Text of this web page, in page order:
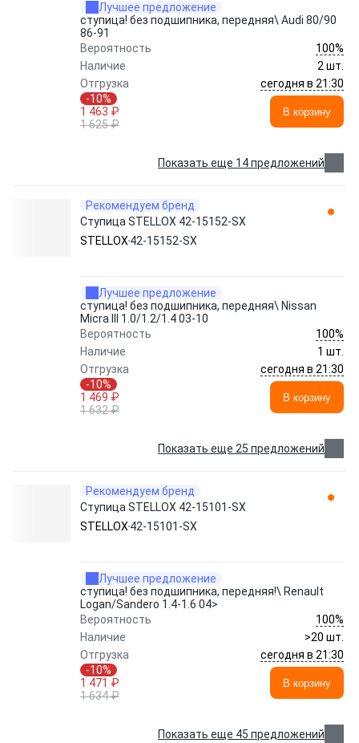
Лучшее предложение
ступица! без подшипника, передняя\ Audi 80/90
86-91
Вероятность
100%
Наличие
2 шт.
Отгрузка
сегодня в 21:30
-10%
1 463 ₽
1 625 ₽
В корзину
Показать еще 14 предложений
Рекомендуем бренд
Ступица STELLOX 42-15152-SX
STELLOX 42-15152-SX
Лучшее предложение
ступица! без подшипника, передняя\ Nissan
Micra III 1.0/1.2/1.4 03-10
Вероятность
100%
Наличие
1 шт.
Отгрузка
сегодня в 21:30
-10%
1 469 ₽
1 632 ₽
В корзину
Показать еще 25 предложений
Рекомендуем бренд
Ступица STELLOX 42-15101-SX
STELLOX 42-15101-SX
Лучшее предложение
ступица! без подшипника, передняя!\ Renault
Logan/Sandero 1.4-1.6 04>
Вероятность
100%
Наличие
>20 шт.
Отгрузка
сегодня в 21:30
-10%
1 471 ₽
1 634 ₽
В корзину
Показать еще 45 предложений